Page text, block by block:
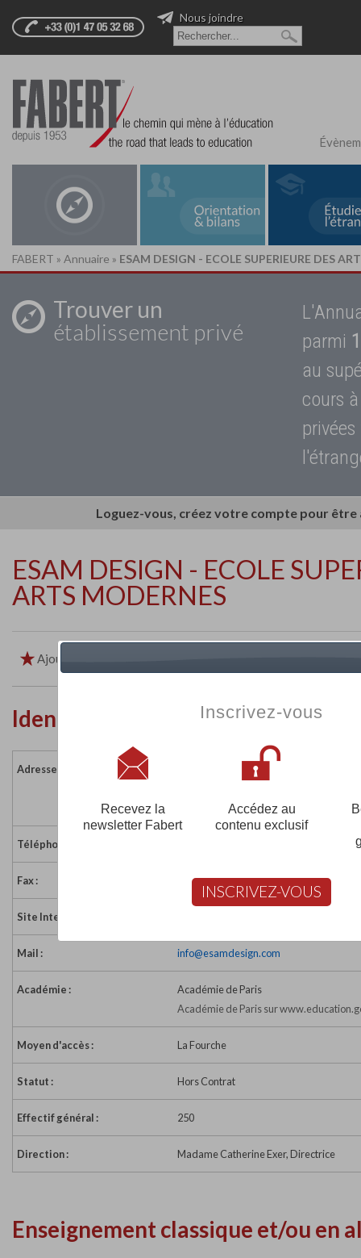
Nous joindre
FABERT » Annuaire » ESAM DESIGN - ECOLE SUPERIEURE DES
Trouver un
établissement privé
parmi
au
cours
Loguez-vous, créez votre compte pour
ESAM DESIGN - ECOLE
ARTS MODERNES
Ajouter aux favoris
Identité de l'établissement
Adresse :
17 rue Jacquemont
Téléphone :
Fax : 01 46 27 38 96
Site Internet :
Mail : info@esamdesign.com
Académie :
Académie de Paris
Académie de Paris sur
Moyen d'accès : La Fourche
Statut : Hors Contrat
Effectif général : 250
Direction : Madame Catherine Exer, Directrice
Enseignement classique et/ou en
Inscrivez-vous
Recevez la
newsletter Fabert
Accédez au
contenu exclusif
INSCRIVEZ-VOUS